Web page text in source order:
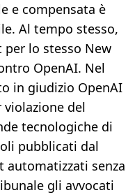
e compensata è
Al tempo stesso,
per lo stesso New
OpenAI. Nel
in giudizio OpenAI
del
tecnologiche di
pubblicati dal
automatizzati senza
gli avvocati